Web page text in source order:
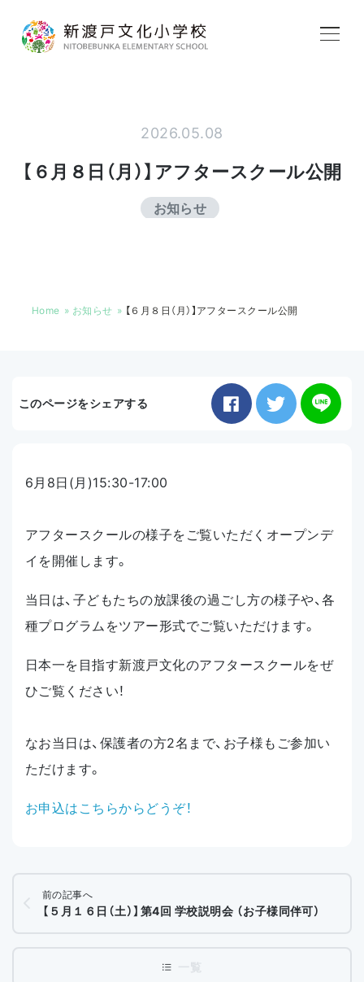
お知らせ
2026.05.08
【６月８日（月）】アフタースクール公開
お知らせ
Home お知らせ 【６月８日（月）】アフタースクール公開
このページをシェアする
6月8日(月)15:30-17:00
アフタースクールの様子をご覧いただくオープンデ
イを開催します。
当日は、子どもたちの放課後の過ごし方の様子や、各
種プログラムをツアー形式でご覧いただけます。
日本一を目指す新渡戸文化のアフタースクールをぜ
ひご覧ください！
なお当日は、保護者の方2名まで、お子様もご参加い
ただけます。
お申込はこちらからどうぞ！
前の記事へ
【５月１６日（土）】第4回 学校説明会 （お子様同伴可）